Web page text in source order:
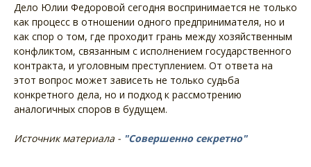
Дело Юлии Федоровой сегодня воспринимается не только
как процесс в отношении одного предпринимателя, но и
как спор о том, где проходит грань между хозяйственным
конфликтом, связанным с исполнением государственного
контракта, и уголовным преступлением. От ответа на
этот вопрос может зависеть не только судьба
конкретного дела, но и подход к рассмотрению
аналогичных споров в будущем.
Источник материала - "Совершенно секретно"